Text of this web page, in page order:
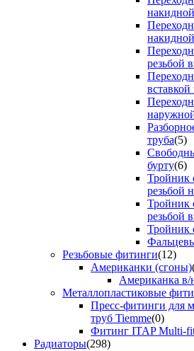
резьбой
труба(5)
бурту(6)
Тройник
резьбой
Тройник
резьбой
Тройник
Резьбовые фитинги(12)
Американки (сгоны)
Американка
Металлопластиковые
Пресс-фитинги для
труб Tiemme(0)
Фитинг ITAP Multi-
Радиаторы(298)